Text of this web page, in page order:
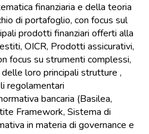
finanziaria e della teoria
di portafoglio, con focus sul
prodotti finanziari offerti alla
OICR, Prodotti assicurativi,
focus su strumenti complessi,
loro principali strutture ,
regolamentari
bancaria (Basilea,
Framework, Sistema di
in materia di governance e